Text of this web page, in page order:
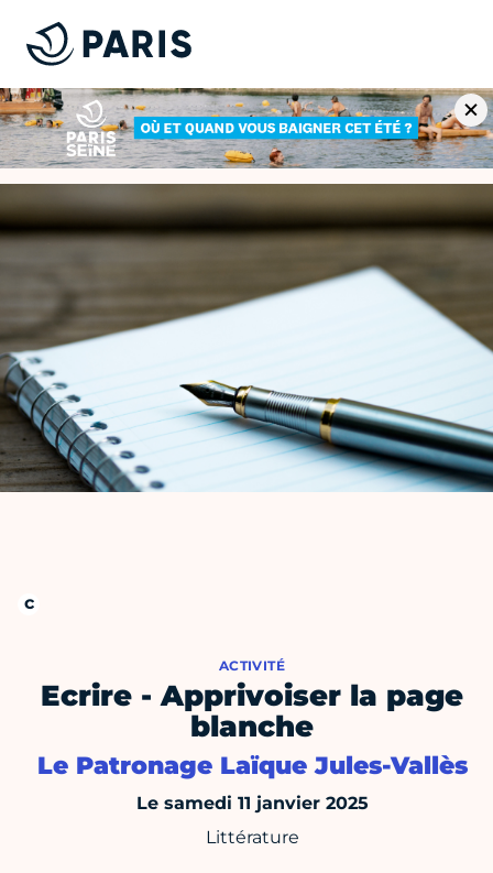
ACTIVITÉ
Ecrire - Apprivoiser la page
blanche
Le Patronage Laïque Jules-Vallès
Le samedi 11 janvier 2025
Littérature